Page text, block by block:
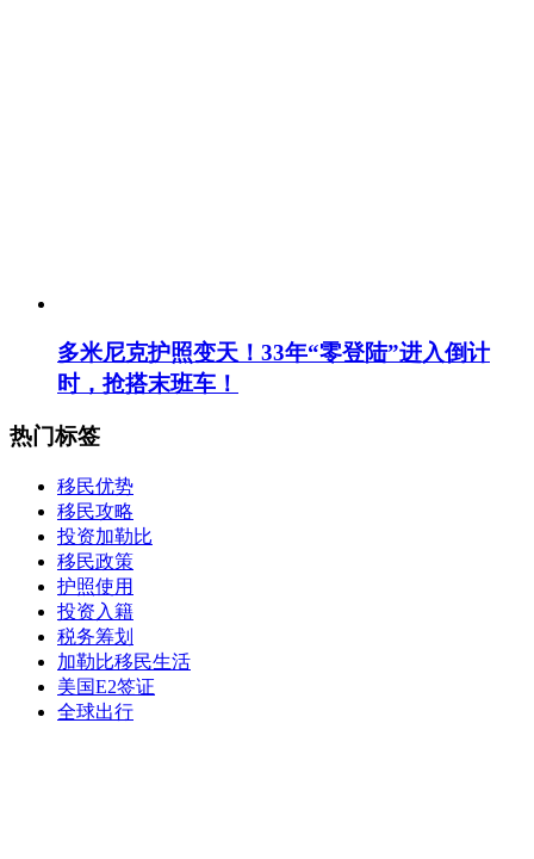
多米尼克护照变天！33年“零登陆”进入倒计
时，抢搭末班车！
热门标签
移民优势
移民攻略
投资加勒比
移民政策
护照使用
投资入籍
税务筹划
加勒比移民生活
美国E2签证
全球出行